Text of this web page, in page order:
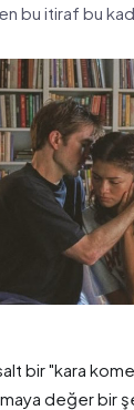
bu itiraf bu
bir "kara
değer bir